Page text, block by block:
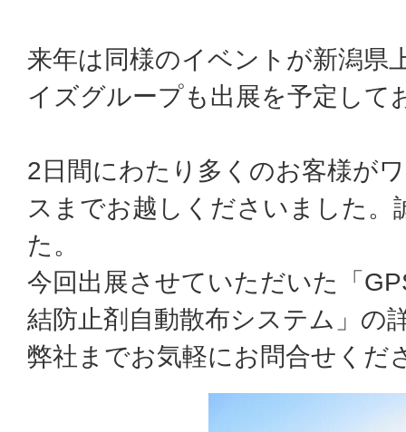
来年は同様のイベントが新潟県
イズグループも出展を予定して
2日間にわたり多くのお客様が
スまでお越しくださいました
た。
今回出展させていただいた「
結防止剤自動散布システム」の
弊社までお気軽にお問合せくだ